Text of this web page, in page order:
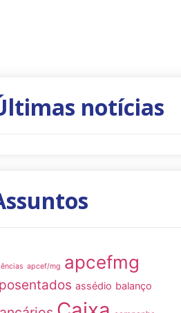
notícias
apcef/mg apcefmg
assédio balanço